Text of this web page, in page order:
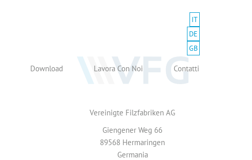
IT
DE
GB
Download Lavora Con Noi Contatti
Vereinigte Filzfabriken AG
Giengener Weg 66
89568 Hermaringen
Germania